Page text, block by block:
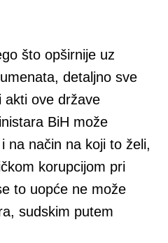
što opširnije uz
detaljno sve
akti ove države
BiH može
na način na koji to želi,
korupcijom pri
to uopće ne može
sudskim putem